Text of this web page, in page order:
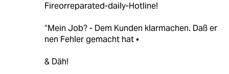
Fireorreparated-daily-Hotline!
“Mein Job? - Dem Kunden klarmachen. Daß er
nen Fehler gemacht hat •
& Däh!